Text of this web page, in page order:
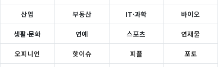
산업 부동산 IT·과학 바이오
생활·문화 연예 스포츠 연재물
오피니언 핫이슈 피플 포토